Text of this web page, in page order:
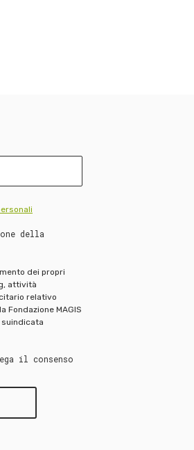
della
dei propri
attività
relativo
Fondazione MAGIS
suindicata
il consenso